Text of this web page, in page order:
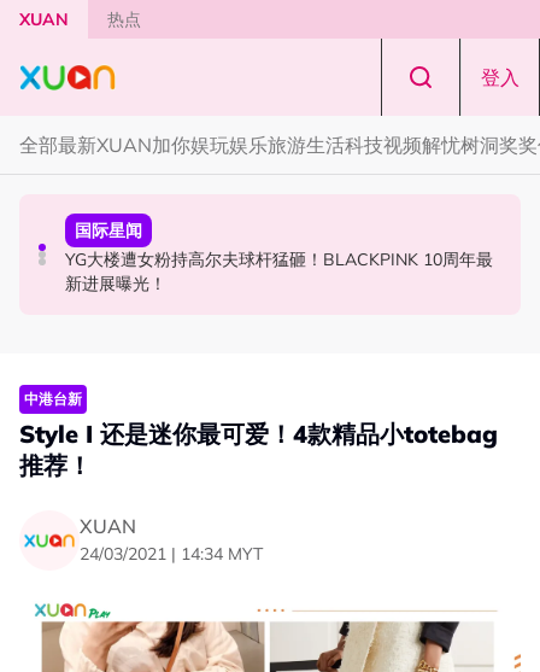
Skip to main content
XUAN 热点
登入
全部最新XUAN加你娱玩娱乐旅游生活科技视频解忧树洞奖
中港台新
Jaclyn Victor现身《歌手2026》现场！遭粉丝野生捕获要
求合照！
节庆
知多点 | 2026 农历七月鬼门开！10 大禁忌宁可信其有 少
穿全黑、全白
国际星闻
YG大楼遭女粉持高尔夫球杆猛砸！BLACKPINK 10周年最
新进展曝光！
中港台新
Style I 还是迷你最可爱！4款精品小totebag
推荐！
XUAN
24/03/2021 | 14:34 MYT